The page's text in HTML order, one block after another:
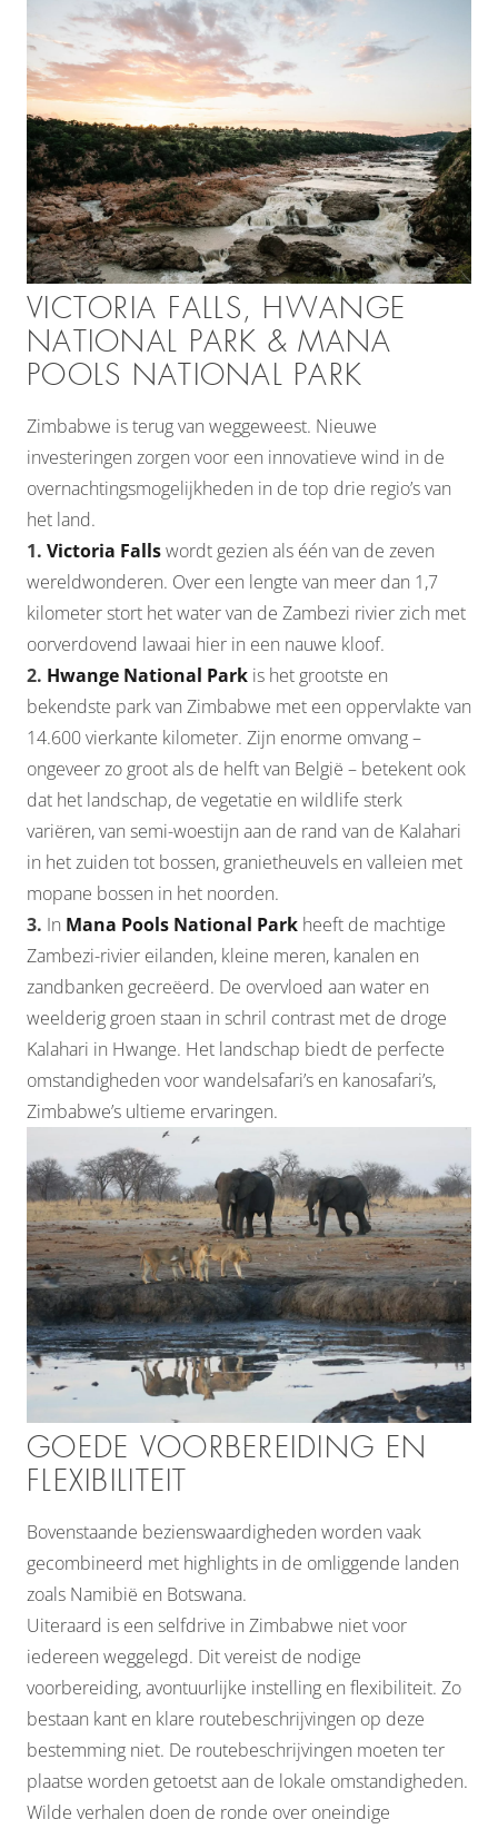
VICTORIA FALLS, HWANGE
NATIONAL PARK & MANA
POOLS NATIONAL PARK
Zimbabwe is terug van weggeweest. Nieuwe
investeringen zorgen voor een innovatieve wind in de
overnachtingsmogelijkheden in de top drie regio’s van
het land.
1. Victoria Fallswordt gezien als één van de zeven
wereldwonderen. Over een lengte van meer dan 1,7
kilometer stort het water van de Zambezi rivier zich met
oorverdovend lawaai hier in een nauwe kloof.
2. Hwange National Park is het grootste en
bekendste park van Zimbabwe met een oppervlakte van
14.600 vierkante kilometer. Zijn enorme omvang –
ongeveer zo groot als de helft van België – betekent ook
dat het landschap, de vegetatie en wildlife sterk
variëren, van semi-woestijn aan de rand van de Kalahari
in het zuiden tot bossen, granietheuvels en valleien met
mopane bossen in het noorden.
3. In Mana Pools National Park heeft de machtige
Zambezi-rivier eilanden, kleine meren, kanalen en
zandbanken gecreëerd. De overvloed aan water en
weelderig groen staan in schril contrast met de droge
Kalahari in Hwange. Het landschap biedt de perfecte
omstandigheden voor wandelsafari’s en kanosafari’s,
Zimbabwe’s ultieme ervaringen.
GOEDE VOORBEREIDING EN
FLEXIBILITEIT
Bovenstaande bezienswaardigheden worden vaak
gecombineerd met highlights in de omliggende landen
zoals Namibië en Botswana.
Uiteraard is een selfdrive in Zimbabwe niet voor
iedereen weggelegd. Dit vereist de nodige
voorbereiding, avontuurlijke instelling en flexibiliteit. Zo
bestaan kant en klare routebeschrijvingen op deze
bestemming niet. De routebeschrijvingen moeten ter
plaatse worden getoetst aan de lokale omstandigheden.
Wilde verhalen doen de ronde over oneindige